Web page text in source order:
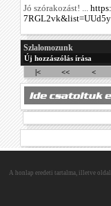
Jó szórakozást! ...
Szlalomozunk
Új hozzászólás írása
|<
<< <
A honlap eredeti tartalma, illetve